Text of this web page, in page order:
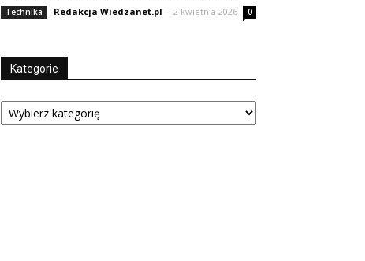
Technika Redakcja Wiedzanet.pl - 2 kwietnia 2026 0
Kategorie
Kategorie